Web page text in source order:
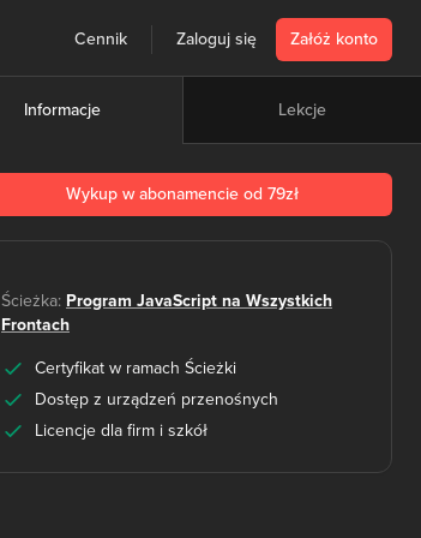
Cennik Zaloguj się Załóż konto
Informacje Lekcje
Wykup w abonamencie od 79zł
Ścieżka: Program JavaScript na Wszystkich
Frontach
Certyfikat w ramach Ścieżki
Dostęp z urządzeń przenośnych
Licencje dla firm i szkół